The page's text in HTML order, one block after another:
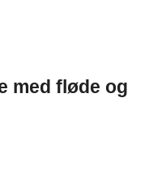
med fløde og